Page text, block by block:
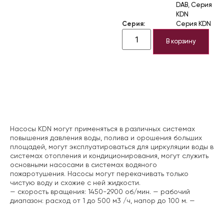
DAB, Серия
KDN
Серия:
Серия KDN
В корзину
Насосы KDN могут применяться в различных системах
повышения давления воды, полива и орошения больших
площадей, могут эксплуатироваться для циркуляции воды в
системах отопления и кондиционирования, могут служить
основными насосами в системах водяного
пожаротушения. Насосы могут перекачивать только
чистую воду и схожие с ней жидкости.
— скорость вращения: 1450-2900 об/мин. — рабочий
диапазон: расход от 1 до 500 м3 /ч, напор до 100 м. —